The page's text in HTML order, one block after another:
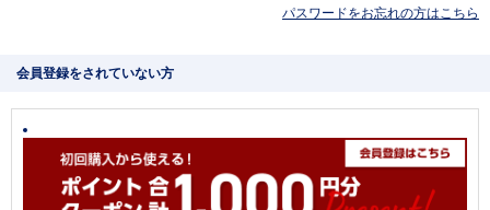
パスワードをお忘れの方はこちら
会員登録をされていない方